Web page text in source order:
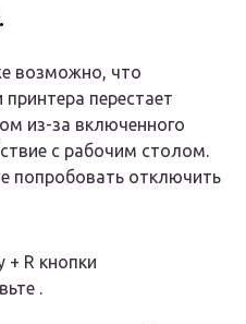
возможно, что
перестает
из-за включенного
с рабочим столом.
попробовать отключить
R кнопки
.